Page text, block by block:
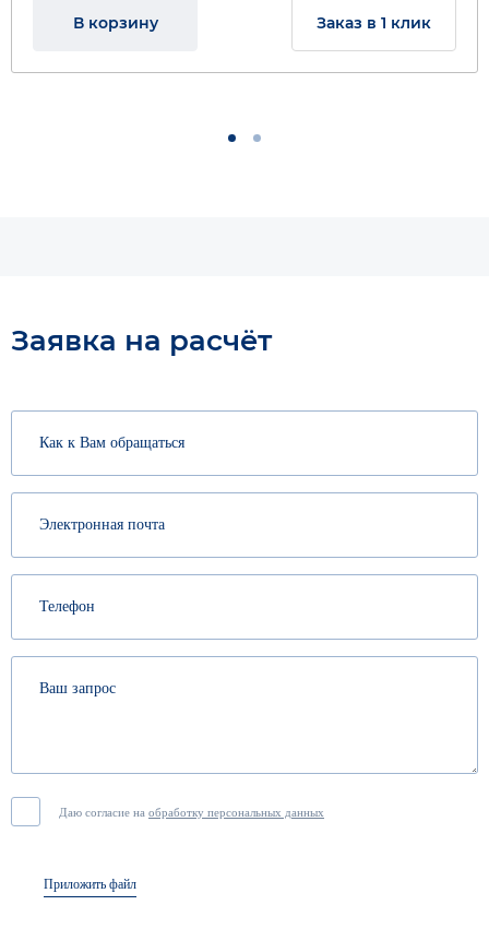
В корзину Заказ в 1 клик
1 2
Заявка на расчёт
Даю согласие на обработку персональных данных
Приложить файл